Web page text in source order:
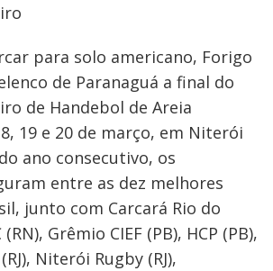
para solo americano, Forigo
de Paranaguá a final do
de Handebol de Areia
19 e 20 de março, em Niterói
ano consecutivo, os
entre as dez melhores
junto com Carcará Rio do
Grêmio CIEF (PB), HCP (PB),
Niterói Rugby (RJ),